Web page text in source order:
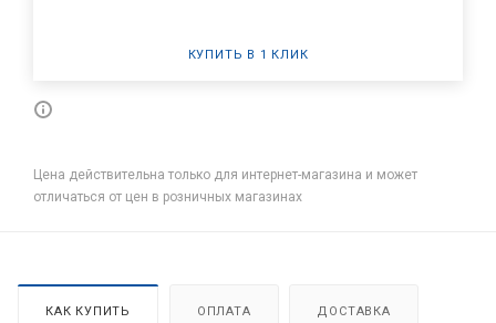
КУПИТЬ В 1 КЛИК
Цена действительна только для интернет-магазина и может
отличаться от цен в розничных магазинах
КАК КУПИТЬ ОПЛАТА ДОСТАВКА